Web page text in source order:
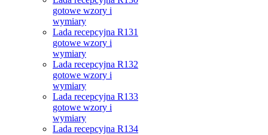
gotowe wzory i
wymiary
Lada recepcyjna R131
gotowe wzory i
wymiary
Lada recepcyjna R132
gotowe wzory i
wymiary
Lada recepcyjna R133
gotowe wzory i
wymiary
Lada recepcyjna R134